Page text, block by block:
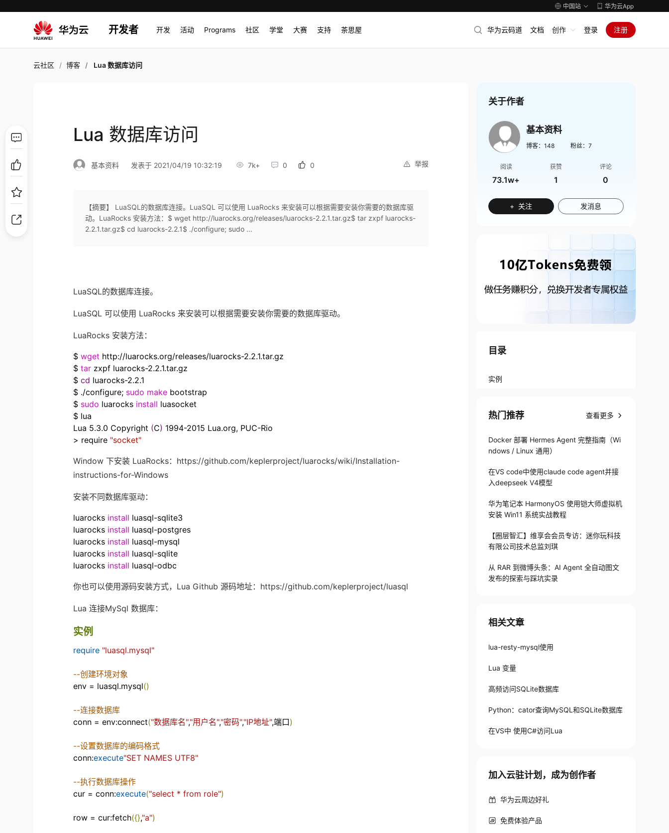
中国站 华为云App
开发者 开发 活动 Programs 社区 学堂 大赛 支持 茶思屋 华为云码道 文档 创作 登录 注册
云社区 博客 Lua 数据库访问
Lua 数据库访问
举报
基本资料 发表于 2021/04/19 10:32:19 7k+ 0 0
【摘要】 LuaSQL的数据库连接。LuaSQL 可以使用 LuaRocks 来安装可以根据需要安装你需要的数据库驱
动。LuaRocks 安装方法：$ wget http://luarocks.org/releases/luarocks-2.2.1.tar.gz$ tar zxpf luarocks-
2.2.1.tar.gz$ cd luarocks-2.2.1$ ./configure; sudo ...
LuaSQL的数据库连接。
LuaSQL 可以使用 LuaRocks 来安装可以根据需要安装你需要的数据库驱动。
LuaRocks 安装方法：
$ wget http://luarocks.org/releases/luarocks-2.2.1.tar.gz
$ tar zxpf luarocks-2.2.1.tar.gz
$ cd luarocks-2.2.1
$ ./configure; sudo make bootstrap
$ sudo luarocks install luasocket
$ lua
Lua 5.3.0 Copyright (C) 1994-2015 Lua.org, PUC-Rio
> require "socket"
Window 下安装 LuaRocks：https://github.com/keplerproject/luarocks/wiki/Installation-
instructions-for-Windows
安装不同数据库驱动：
luarocks install luasql-sqlite3
luarocks install luasql-postgres
luarocks install luasql-mysql
luarocks install luasql-sqlite
luarocks install luasql-odbc
你也可以使用源码安装方式，Lua Github 源码地址：https://github.com/keplerproject/luasql
Lua 连接MySql 数据库：
实例
require "luasql.mysql"
--创建环境对象
env = luasql.mysql()
--连接数据库
conn = env:connect("数据库名","用户名","密码","IP地址",端口)
--设置数据库的编码格式
conn:execute"SET NAMES UTF8"
--执行数据库操作
cur = conn:execute("select * from role")
row = cur:fetch({},"a")
关于作者
基本资料
博客： 148 粉丝： 7
阅读
73.1w+
获赞
1
评论
0
+ 关注 发消息
目录
实例
热门推荐 查看更多
Docker 部署 Hermes Agent 完整指南（Wi
ndows / Linux 通用）
在VS code中使用claude code agent并接
入deepseek V4模型
华为笔记本 HarmonyOS 使用铠大师虚拟机
安装 Win11 系统实战教程
【圈层智汇】维享会会员专访：迷你玩科技
有限公司技术总监刘琪
从 RAR 到微博头条：AI Agent 全自动图文
发布的探索与踩坑实录
相关文章
lua-resty-mysql使用
Lua 变量
高频访问SQLite数据库
Python：cator查询MySQL和SQLite数据库
在VS中 使用C#访问Lua
加入云驻计划，成为创作者
华为云周边好礼
免费体验产品